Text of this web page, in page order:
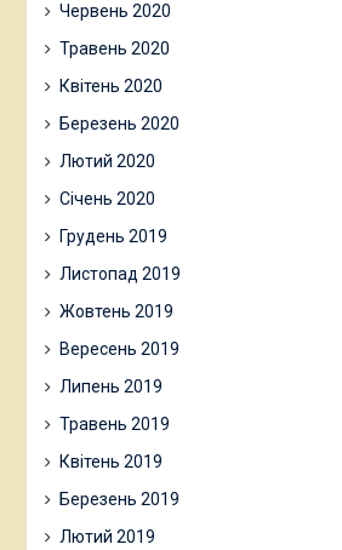
Червень 2020
Травень 2020
Квітень 2020
Березень 2020
Лютий 2020
Січень 2020
Грудень 2019
Листопад 2019
Жовтень 2019
Вересень 2019
Липень 2019
Травень 2019
Квітень 2019
Березень 2019
Лютий 2019